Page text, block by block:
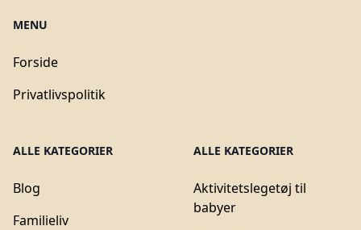
MENU
Forside
Privatlivspolitik
ALLE KATEGORIER
Blog
Familieliv
ALLE KATEGORIER
Aktivitetslegetøj til
babyer